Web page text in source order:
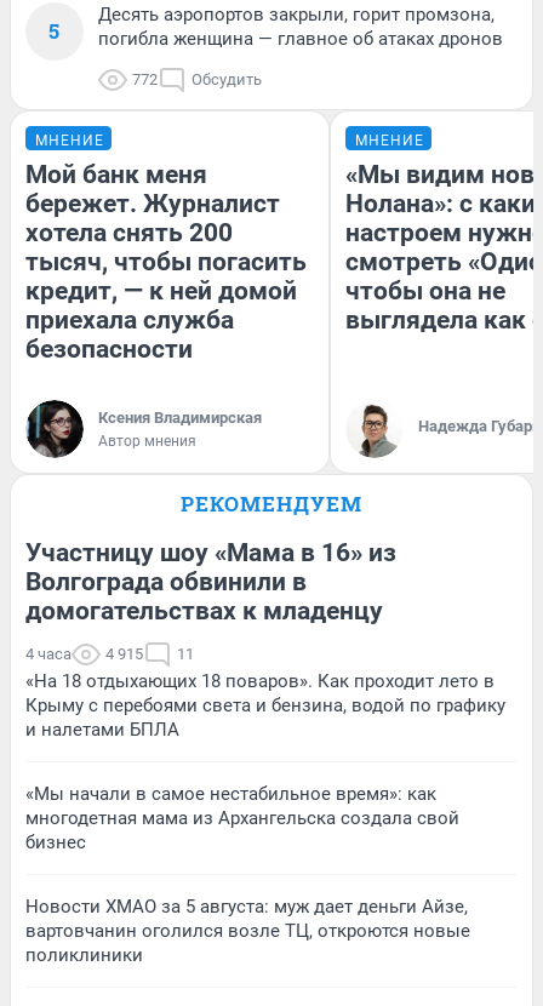
5
Десять аэропортов закрыли, горит промзона,
погибла женщина — главное об атаках дронов
772 Обсудить
МНЕНИЕ
Мой банк меня
бережет. Журналист
хотела снять 200
тысяч, чтобы погасить
кредит, — к ней домой
приехала служба
безопасности
Ксения Владимирская
Автор мнения
МНЕНИЕ
«Мы видим
Нолана»: с
настроем
смотреть
чтобы она не
выглядела как
Надежда Губарь
РЕКОМЕНДУЕМ
Участницу шоу «Мама в 16» из
Волгограда обвинили в
домогательствах к младенцу
4 часа 4 915 11
«На 18 отдыхающих 18 поваров». Как проходит лето в
Крыму с перебоями света и бензина, водой по графику
и налетами БПЛА
«Мы начали в самое нестабильное время»: как
многодетная мама из Архангельска создала свой
бизнес
Новости ХМАО за 5 августа: муж дает деньги Айзе,
вартовчанин оголился возле ТЦ, откроются новые
поликлиники